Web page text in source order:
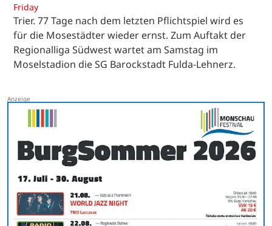
Friday
Trier. 77 Tage nach dem letzten Pflichtspiel wird es
für die Mosestädter wieder ernst. Zum Auftakt der
Regionalliga Südwest wartet am Samstag im
Moselstadion die SG Barockstadt Fulda-Lehnerz.